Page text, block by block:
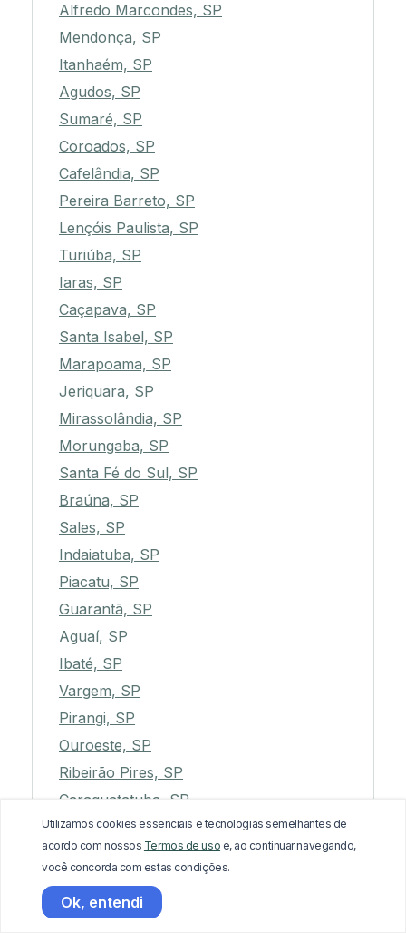
Alfredo Marcondes, SP
Mendonça, SP
Itanhaém, SP
Agudos, SP
Sumaré, SP
Coroados, SP
Cafelândia, SP
Pereira Barreto, SP
Lençóis Paulista, SP
Turiúba, SP
Iaras, SP
Caçapava, SP
Santa Isabel, SP
Marapoama, SP
Jeriquara, SP
Mirassolândia, SP
Morungaba, SP
Santa Fé do Sul, SP
Braúna, SP
Sales, SP
Indaiatuba, SP
Piacatu, SP
Guarantã, SP
Aguaí, SP
Ibaté, SP
Vargem, SP
Pirangi, SP
Ouroeste, SP
Ribeirão Pires, SP
Caraguatatuba, SP
Maracaí, SP
Arandu, SP
Laranjal Paulista, SP
Guapiara, SP
Utilizamos cookies essenciais e tecnologias semelhantes de
acordo com nossos Termos de uso e, ao continuar navegando,
você concorda com estas condições.
Ok, entendi